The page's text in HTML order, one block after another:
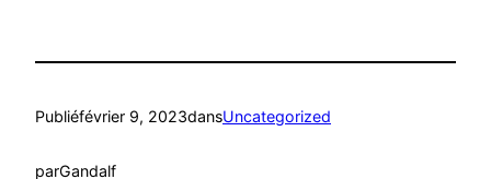
Publiéfévrier 9, 2023dansUncategorized
parGandalf